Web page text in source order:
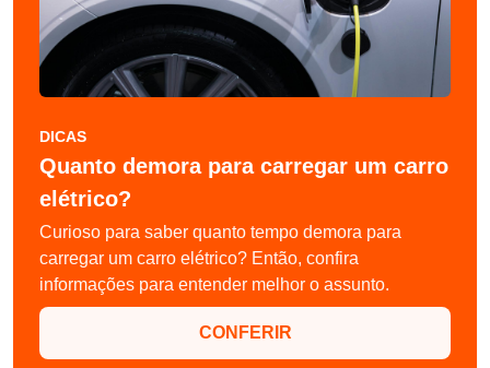
DICAS
Quanto demora para carregar um carro
elétrico?
Curioso para saber quanto tempo demora para
carregar um carro elétrico? Então, confira
informações para entender melhor o assunto.
CONFERIR